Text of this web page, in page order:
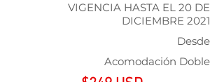
VIGENCIA HASTA EL 20 DE
DICIEMBRE 2021
Desde
Acomodación Doble